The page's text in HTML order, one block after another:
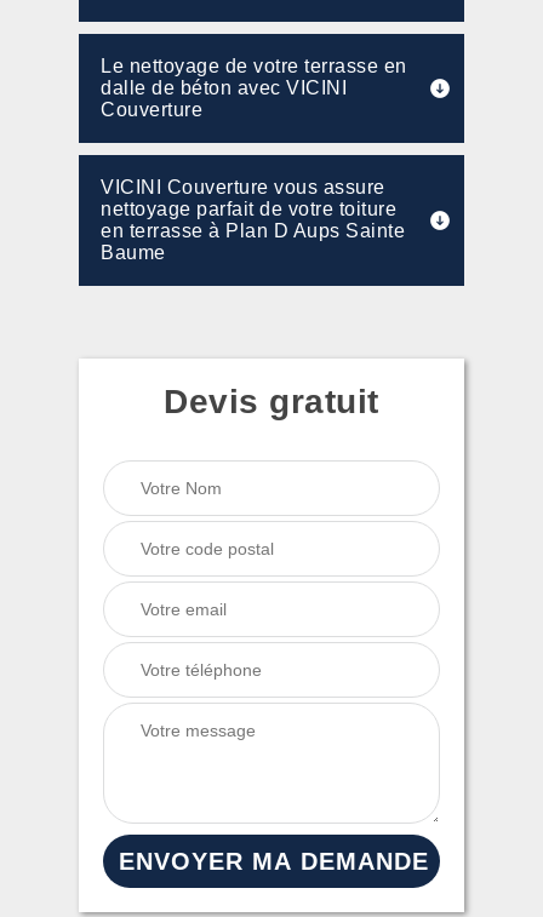
Le nettoyage de votre terrasse en
dalle de béton avec VICINI
Couverture
VICINI Couverture vous assure
nettoyage parfait de votre toiture
en terrasse à Plan D Aups Sainte
Baume
Devis gratuit